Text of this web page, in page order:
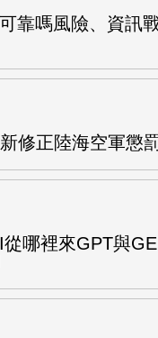
靠嗎風險、資訊
修正陸海空軍懲
哪裡來GPT與